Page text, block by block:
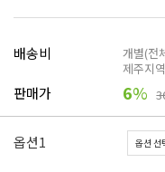
배송비 개별(전
제주지
판매가 6%
옵션1